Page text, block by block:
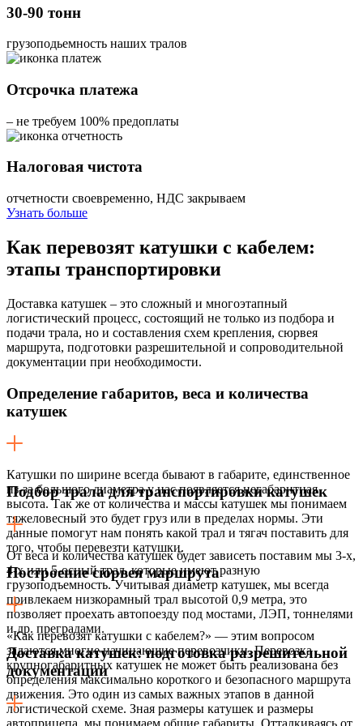
30-90 тонн
грузоподьемность наших тралов
Отсрочка платежа
– не требуем 100% предоплаты
Налоговая чистота
отчетности своевременно, НДС закрываем
Узнать больше
Как перевозят катушки с кабелем:
этапы транспортировки
Доставка катушек – это сложный и многоэтапный
логистический процесс, состоящий не только из подбора и
подачи трала, но и составления схем крепления, сюрвея
маршрута, подготовки разрешительной и сопроводительной
документации при необходимости.
Определение габаритов, веса и количества
катушек
Катушки по ширине всегда бывают в габарите, единственное
из-за большого диаметра у нас появляется негабаритная
высота. Так же от количества и массы катушек мы понимаем
тяжеловесный это будет груз или в пределах нормы. Эти
данные помогут нам понять какой трал и тягач поставить для
того, чтобы перевезти катушки.
Подбор трала для транспортировки катушек
От веса и количества катушек будет зависеть поставим мы 3-х,
4-х или 5-осный трал, которые имеют разную
грузоподъемность. Учитывая диаметр катушек, мы всегда
привлекаем низкорамный трал высотой 0,9 метра, это
позволяет проехать автопоезду под мостами, ЛЭП, тоннелями
и др. преградами.
Построение сюрвея маршрута
«Как перевозят катушки с кабелем?» — этим вопросом
задаются многие начинающие перевозчики. Перевозка
крупногабаритных катушек не может быть реализована без
определения максимально короткого и безопасного маршрута
движения. Это один из самых важных этапов в данной
логистической схеме. Зная размеры катушек и размеры
Доставка катушек: подготовка разрешительной
документации